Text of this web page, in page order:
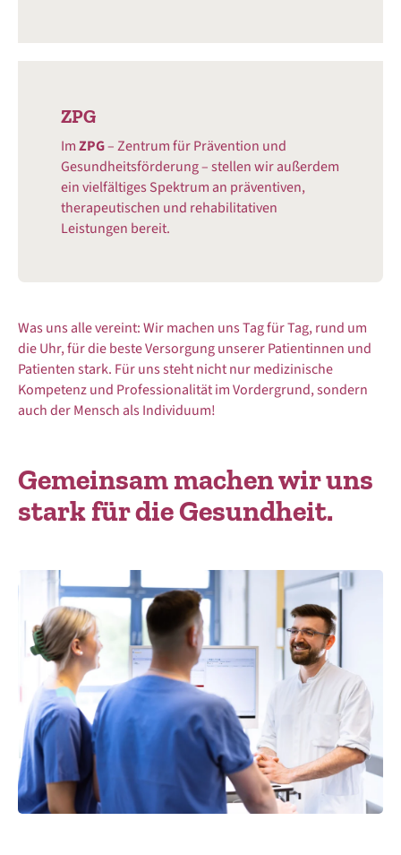
ZPG
ImZPG– Zentrum für Prävention und
Gesundheitsförderung – stellen wir außerdem
ein vielfältiges Spektrum an präventiven,
therapeutischen und rehabilitativen
Leistungen bereit.
Was uns alle vereint: Wir machen uns Tag für Tag, rund um
die Uhr, für die beste Versorgung unserer Patientinnen und
Patienten stark. Für uns steht nicht nur medizinische
Kompetenz und Professionalität im Vordergrund, sondern
auch der Mensch als Individuum!
Gemeinsam machen wir uns
stark für die Gesundheit.